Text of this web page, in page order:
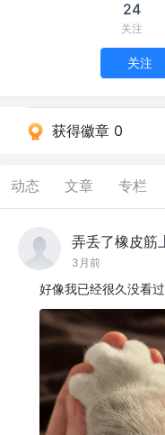
24
关注
关注
获得徽章 0
动态 文章 专栏
弄丢了橡皮筋
3月前
好像我已经很久没看过